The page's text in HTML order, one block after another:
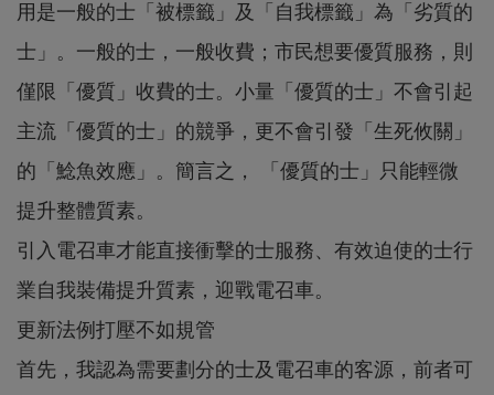
用是一般的士「被標籤」及「自我標籤」為「劣質的
士」。一般的士，一般收費；市民想要優質服務，則
僅限「優質」收費的士。小量「優質的士」不會引起
主流「優質的士」的競爭，更不會引發「生死攸關」
的「鯰魚效應」。簡言之， 「優質的士」只能輕微
提升整體質素。
引入電召車才能直接衝擊的士服務、有效迫使的士行
業自我裝備提升質素，迎戰電召車。
更新法例打壓不如規管
首先，我認為需要劃分的士及電召車的客源，前者可